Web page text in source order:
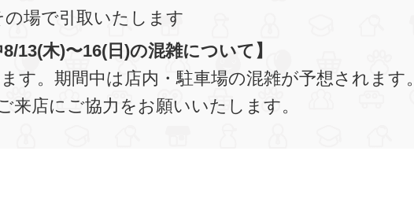
の場で引取いたします
8/13(木)〜16(日)の混雑について】
す。期間中は店内・駐車場の混雑が予想されます。
来店にご協力をお願いいたします。